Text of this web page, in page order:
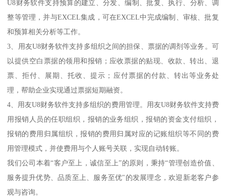
U8财务软件支持预算的建立、分发、编制、批复、执行、分析、调
整等管理，并与EXCEL集成，可在EXCEL中完成编制、审核、批复
和预算相关分析等工作。
3、用友U8财务软件支持多组织之间的担保、票据的调剂等业务。可
以提供空白票据的领用和报销；应收票据的贴现、收款、转出、退
票、拒付、展期、托收、提示；应付票据的付款、转出等业务处
理，帮助企业实现通过票据短期融资。
4、用友U8财务软件支持多组织的费用管理。用友U8财务软件支持费
用报销人员的任职组织，报销的业务组织，报销的资金支付组织，
报销的费用归属组织，报销的费用归属对应的记账组织等不同的费
用管理模式，并使费用与个人账号关联，实现自动转账。
我们公司本着“客户至上，诚信至上”的原则，秉持“管理创造价值、
服务提升优势、品质至上、服务至优"的发展理念，欢迎新老客户参
观与咨询。